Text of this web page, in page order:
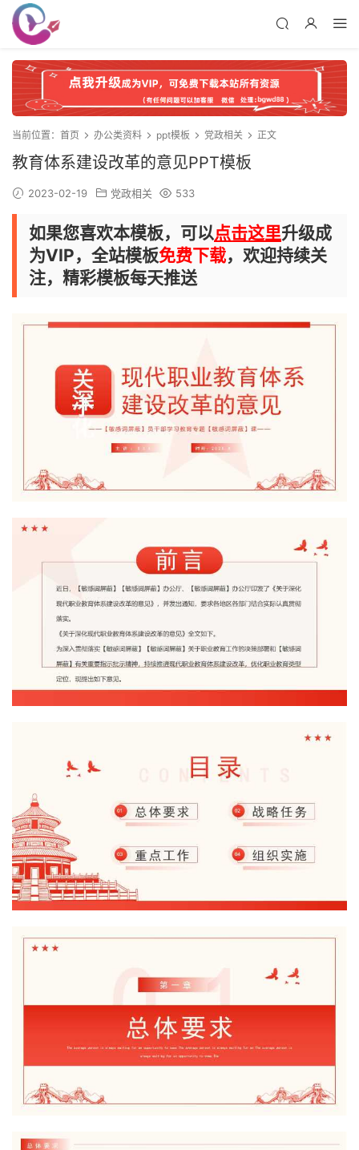
当前位置： 首页 办公类资料 ppt模板 党政相关 正文
教育体系建设改革的意见PPT模板
2023-02-19 党政相关 533
如果您喜欢本模板，可以点击这里升级成
为VIP，全站模板免费下载，欢迎持续关
注，精彩模板每天推送